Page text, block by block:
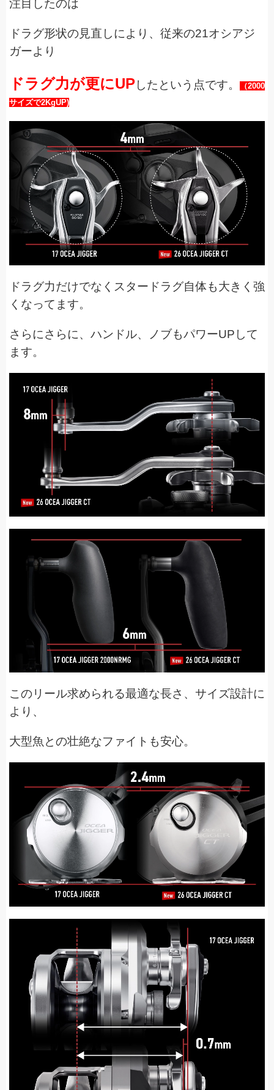
注目したのは
ドラグ形状の見直しにより、従来の21オシアジ
ガーより
ドラグ力が更にUPしたという点です。
（2000
サイズで2KgUP)
ドラグ力だけでなくスタードラグ自体も大きく強
くなってます。
さらにさらに、ハンドル、ノブもパワーUPして
ます。
このリール求められる最適な長さ、サイズ設計に
より、
大型魚との壮絶なファイトも安心。